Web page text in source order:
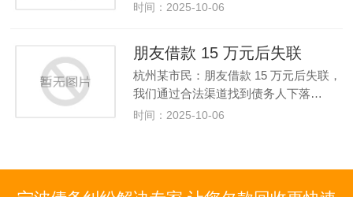
时间：2025-10-06
朋友借款 15 万元后失联
杭州某市民：朋友借款 15 万元后失联，
我们通过合法渠道找到债务人下落…
时间：2025-10-06